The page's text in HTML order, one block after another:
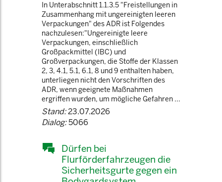
In Unterabschnitt 1.1.3.5 "Freistellungen in
Zusammenhang mit ungereinigten leeren
Verpackungen" des ADR ist Folgendes
nachzulesen:"Ungereinigte leere
Verpackungen, einschließlich
Großpackmittel (IBC) und
Großverpackungen, die Stoffe der Klassen
2, 3, 4.1, 5.1, 6.1, 8 und 9 enthalten haben,
unterliegen nicht den Vorschriften des
ADR, wenn geeignete Maßnahmen
ergriffen wurden, um mögliche Gefahren ...
Stand:23.07.2026
Dialog:5066
Dürfen bei
Flurförderfahrzeugen die
Sicherheitsgurte gegen ein